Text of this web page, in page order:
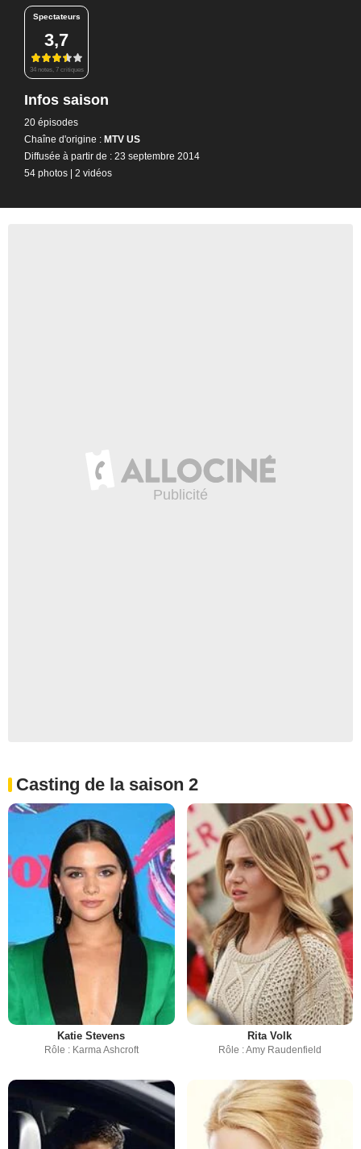
Spectateurs
3,7
34 notes, 7 critiques
Infos saison
20 épisodes
Chaîne d'origine : MTV US
Diffusée à partir de : 23 septembre 2014
54 photos | 2 vidéos
Casting de la saison 2
Katie Stevens
Rôle : Karma Ashcroft
Rita Volk
Rôle : Amy Raudenfield